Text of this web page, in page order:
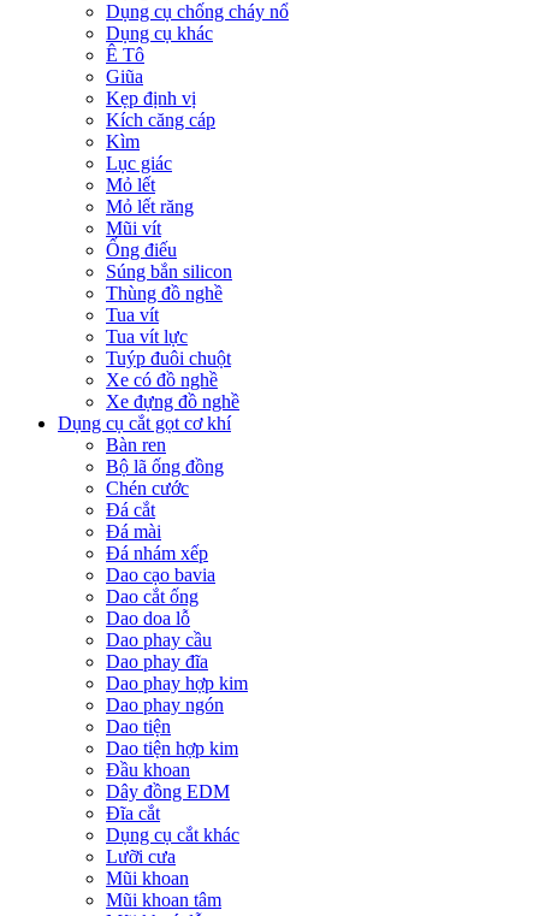
Dụng cụ chống cháy nổ
Dụng cụ khác
Ê Tô
Giũa
Kẹp định vị
Kích căng cáp
Kìm
Lục giác
Mỏ lết
Mỏ lết răng
Mũi vít
Ống điếu
Súng bắn silicon
Thùng đồ nghề
Tua vít
Tua vít lực
Tuýp đuôi chuột
Xe có đồ nghề
Xe đựng đồ nghề
Dụng cụ cắt gọt cơ khí
Bàn ren
Bộ lã ống đồng
Chén cước
Đá cắt
Đá mài
Đá nhám xếp
Dao cạo bavia
Dao cắt ống
Dao doa lỗ
Dao phay cầu
Dao phay đĩa
Dao phay hợp kim
Dao phay ngón
Dao tiện
Dao tiện hợp kim
Đầu khoan
Dây đồng EDM
Đĩa cắt
Dụng cụ cắt khác
Lưỡi cưa
Mũi khoan
Mũi khoan tâm